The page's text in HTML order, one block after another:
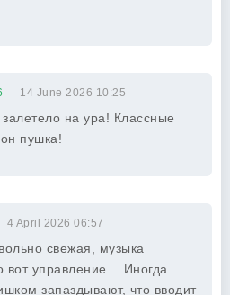
14 June 2026 10:25
залетело на ура! Классные
пушка!
4 April 2026 06:57
свежая, музыка
вот управление… Иногда
запаздывают, что вводит